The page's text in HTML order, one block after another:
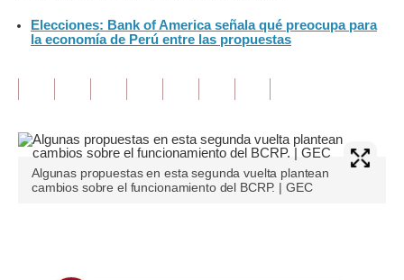
Editorial
Elecciones: Bank of America señala qué preocupa para
la economía de Perú entre las propuestas
Algunas propuestas en esta segunda vuelta plantean
cambios sobre el funcionamiento del BCRP. | GEC